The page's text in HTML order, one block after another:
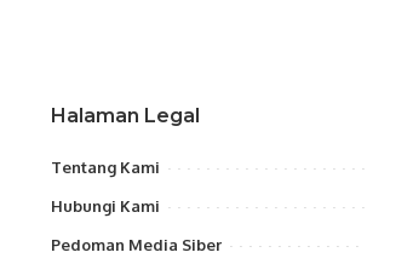
Halaman Legal
Tentang Kami
Hubungi Kami
Pedoman Media Siber